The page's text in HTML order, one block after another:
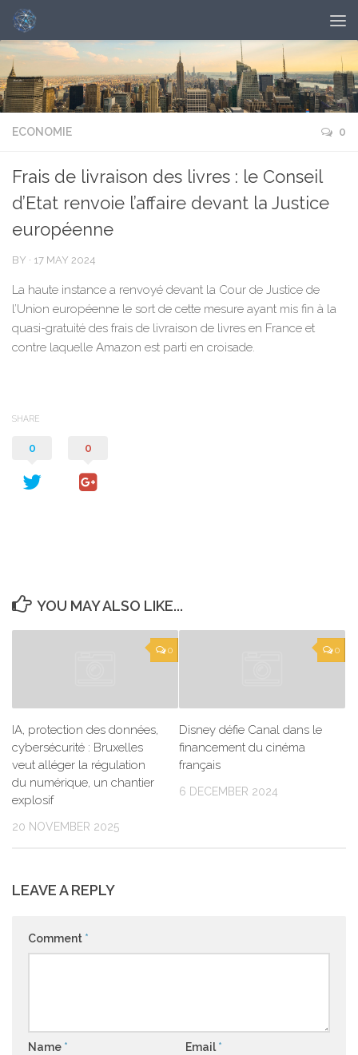
ECONOMIE 0
Frais de livraison des livres : le Conseil
d’Etat renvoie l’affaire devant la Justice
européenne
BY · 17 MAY 2024
La haute instance a renvoyé devant la Cour de Justice de
l’Union européenne le sort de cette mesure ayant mis fin à la
quasi-gratuité des frais de livraison de livres en France et
contre laquelle Amazon est parti en croisade.
SHARE
0 0
YOU MAY ALSO LIKE...
0
IA, protection des données,
cybersécurité : Bruxelles
veut alléger la régulation
du numérique, un chantier
explosif
20 NOVEMBER 2025
0
Disney défie Canal dans le
financement du cinéma
français
6 DECEMBER 2024
LEAVE A REPLY
Comment *
Name * Email *